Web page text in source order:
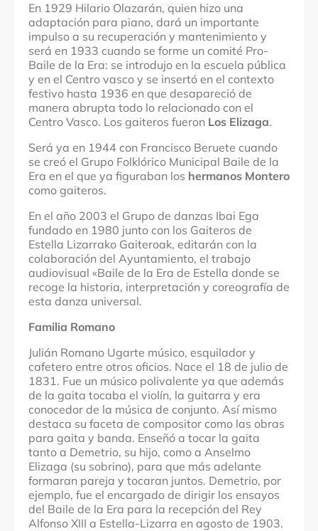
En 1929 Hilario Olazarán, quien hizo una
adaptación para piano, dará un importante
impulso a su recuperación y mantenimiento y
será en 1933 cuando se forme un comité Pro-
Baile de la Era: se introdujo en la escuela pública
y en el Centro vasco y se insertó en el contexto
festivo hasta 1936 en que desapareció de
manera abrupta todo lo relacionado con el
Centro Vasco. Los gaiteros fueron Los Elizaga.
Será ya en 1944 con Francisco Beruete cuando
se creó el Grupo Folklórico Municipal Baile de la
Era en el que ya figuraban los hermanos Montero
como gaiteros.
En el año 2003 el Grupo de danzas Ibai Ega
fundado en 1980 junto con los Gaiteros de
Estella Lizarrako Gaiteroak, editarán con la
colaboración del Ayuntamiento, el trabajo
audiovisual «Baile de la Era de Estella donde se
recoge la historia, interpretación y coreografía de
esta danza universal.
Familia Romano
Julián Romano Ugarte músico, esquilador y
cafetero entre otros oficios. Nace el 18 de julio de
1831. Fue un músico polivalente ya que además
de la gaita tocaba el violín, la guitarra y era
conocedor de la música de conjunto. Así mismo
destaca su faceta de compositor como las obras
para gaita y banda. Enseñó a tocar la gaita
tanto a Demetrio, su hijo, como a Anselmo
Elizaga (su sobrino), para que más adelante
formaran pareja y tocaran juntos. Demetrio, por
ejemplo, fue el encargado de dirigir los ensayos
del Baile de la Era para la recepción del Rey
Alfonso XIII a Estella-Lizarra en agosto de 1903.